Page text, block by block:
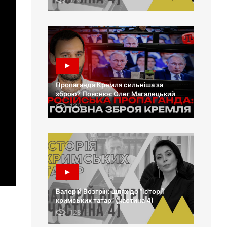
Пропаганда Кремля сильніша за
зброю? Пояснює Олег Магалецький
139
Валерій Возгрін: шлях до “Історії
кримських татар” (частина 4)
128